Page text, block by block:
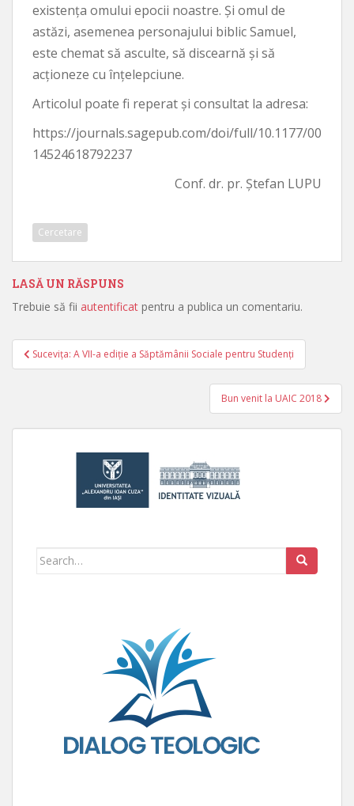
existența omului epocii noastre. Și omul de
astăzi, asemenea personajului biblic Samuel,
este chemat să asculte, să discearnă și să
acționeze cu înțelepciune.
Articolul poate fi reperat și consultat la adresa:
https://journals.sagepub.com/doi/full/10.1177/00
14524618792237
Conf. dr. pr. Ștefan LUPU
Cercetare
LASĂ UN RĂSPUNS
Trebuie să fii autentificat pentru a publica un comentariu.
Navigare în articole
Suceviţa: A VII-a ediţie a Săptămânii Sociale pentru Studenţi
Bun venit la UAIC 2018
Search for: